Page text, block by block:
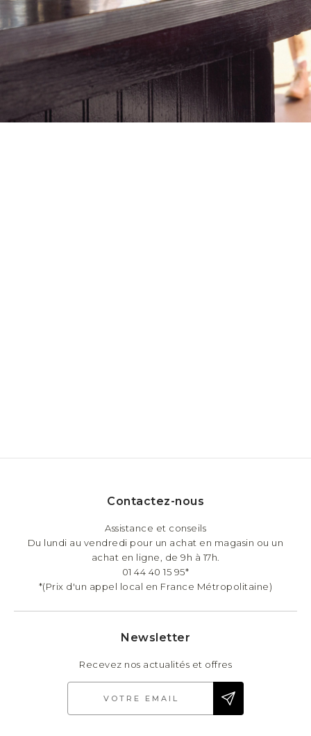
Contactez-nous
Assistance et conseils
Du lundi au vendredi pour un achat en magasin ou un
achat en ligne, de 9h à 17h.
01 44 40 15 95*
*(Prix d'un appel local en France Métropolitaine)
Newsletter
Recevez nos actualités et offres